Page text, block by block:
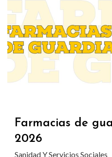
Farmacias de
2026
Sanidad Y Servicios Sociales